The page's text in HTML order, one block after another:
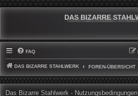
DAS BIZARRE
FAQ
DAS BIZARRE STAHLWERK FOREN-ÜBERSICHT
Das Bizarre Stahlwerk - Nutzungsbedingungen